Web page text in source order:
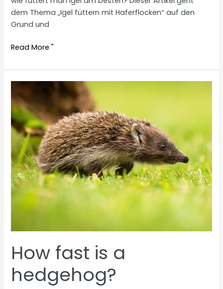
dem Thema „Igel füttern mit Haferflocken“ auf den
Grund und
Feeding
with
oatmeal
Read More "
How fast is a
hedgehog?